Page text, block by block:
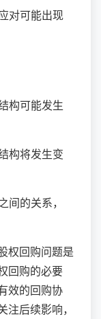
对可能出现
构可能发生
构将发生变
间的关系，
权回购问题是
回购的必要
效的回购协
后续影响，